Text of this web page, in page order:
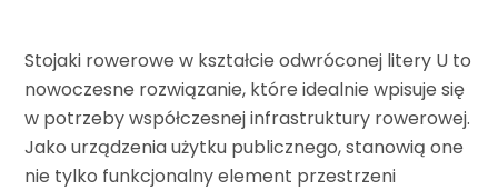
Stojaki rowerowe w kształcie odwróconej litery U to
nowoczesne rozwiązanie, które idealnie wpisuje się
w potrzeby współczesnej infrastruktury rowerowej.
Jako urządzenia użytku publicznego, stanowią one
nie tylko funkcjonalny element przestrzeni